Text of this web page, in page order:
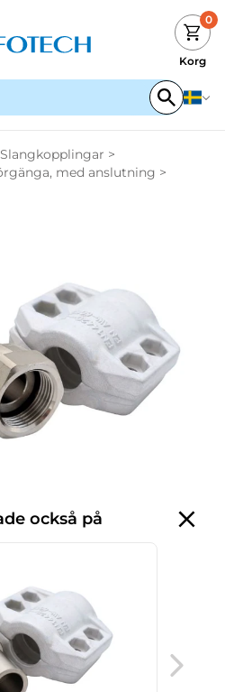
0
Korg
Slangkopplingar >
med anslutning >
också på